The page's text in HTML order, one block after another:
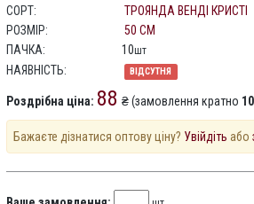
СОРТ:
ТРОЯНДА ВЕНДІ КРИСТІ
РОЗМІР:
50 СМ
ПАЧКА:
10шт
НАЯВНІСТЬ: ВІДСУТНЯ
Роздрібна ціна: 88 ₴ (замовлення кратно 10
Бажаєте дізнатися оптову ціну? Увійдіть або